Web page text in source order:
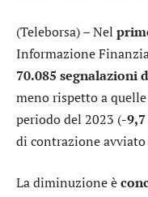
(Teleborsa) – Nel
Informazione
70.085 segnalazioni
meno rispetto a
periodo del 2023 (-
di contrazione
La diminuzione è